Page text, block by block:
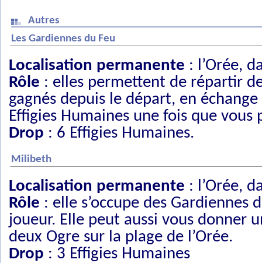
Autres
Les Gardiennes du Feu
Localisation permanente : l’Orée,
Rôle : elles permettent de répartir
gagnés depuis le départ, en
Effigies Humaines une fois que vous
Drop : 6 Effigies Humaines.
Milibeth
Localisation permanente : l’Orée,
Rôle : elle s’occupe des
joueur. Elle peut aussi vous donner
deux Ogre sur la plage de l’Orée.
Drop : 3 Effigies Humaines